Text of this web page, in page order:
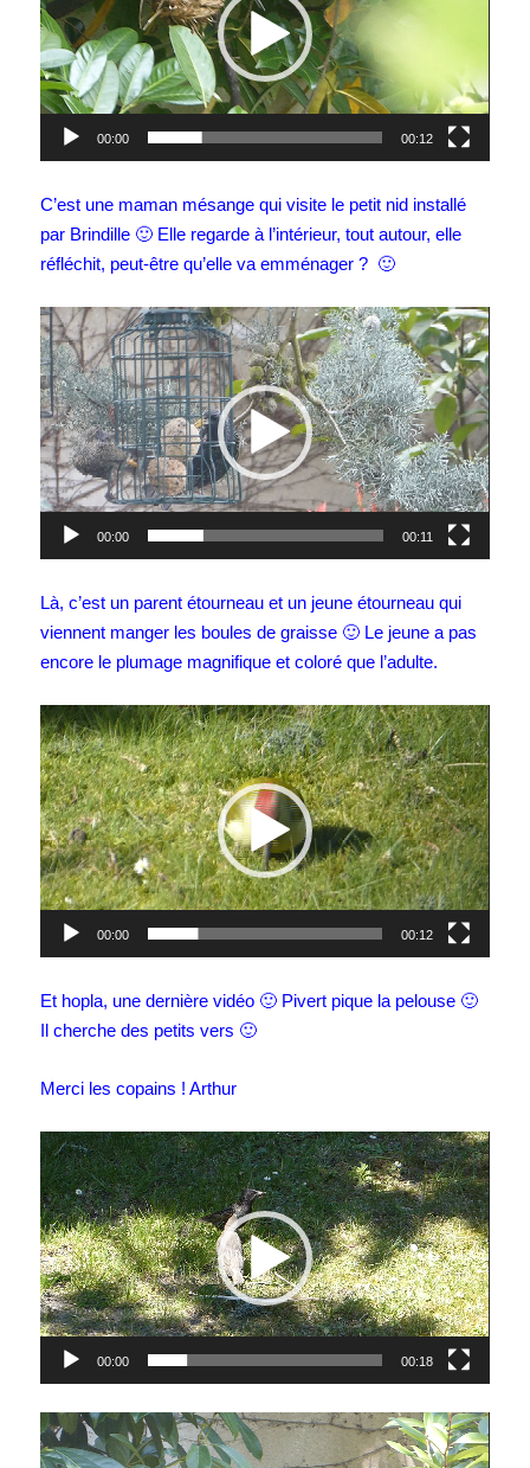
00:00 00:12
C’est une maman mésange qui visite le petit nid installé
par Brindille 🙂 Elle regarde à l’intérieur, tout autour, elle
réfléchit, peut-être qu’elle va emménager ? 🙂
Lecteur
vidéo
00:00 00:11
Là, c’est un parent étourneau et un jeune étourneau qui
viennent manger les boules de graisse 🙂 Le jeune a pas
encore le plumage magnifique et coloré que l’adulte.
Lecteur
vidéo
00:00 00:12
Et hopla, une dernière vidéo 🙂 Pivert pique la pelouse 🙂
Il cherche des petits vers 🙂
Merci les copains ! Arthur
Lecteur
vidéo
00:00 00:18
Lecteur
vidéo